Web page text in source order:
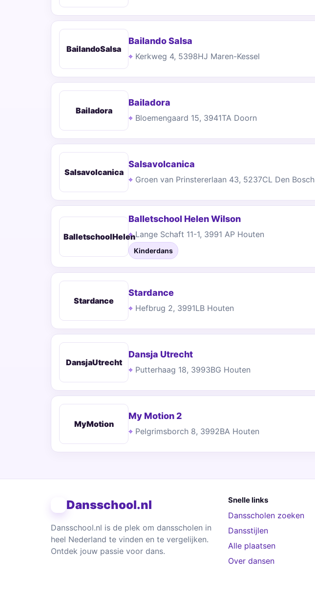
BailandoSalsa
Bailando Salsa
Kerkweg 4, 5398HJ Maren-Kessel
Bailadora
Bailadora
Bloemengaard 15, 3941TA Doorn
Salsavolcanica
Salsavolcanica
Groen van Prinstererlaan 43, 5237CL Den Bosch
BalletschoolHelen
Balletschool Helen Wilson
Lange Schaft 11-1, 3991 AP Houten
Kinderdans
Stardance
Stardance
Hefbrug 2, 3991LB Houten
DansjaUtrecht
Dansja Utrecht
Putterhaag 18, 3993BG Houten
MyMotion
My Motion 2
Pelgrimsborch 8, 3992BA Houten
Dansschool.nl
Dansschool.nl is de plek om dansscholen in
heel Nederland te vinden en te vergelijken.
Ontdek jouw passie voor dans.
Snelle links
Dansscholen zoeken
Dansstijlen
Alle plaatsen
Over dansen